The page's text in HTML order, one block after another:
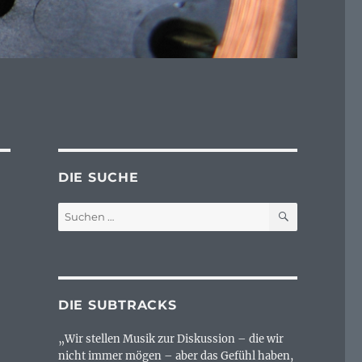
DIE SUCHE
Suchen
nach:
SUCHEN
DIE SUBTRACKS
„Wir stellen Musik zur Diskussion – die wir
nicht immer mögen – aber das Gefühl haben,